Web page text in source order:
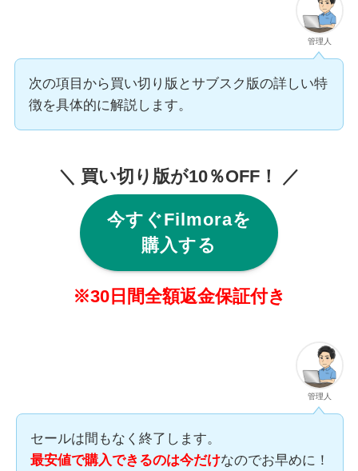
管理人
次の項目から買い切り版とサブスク版の詳しい特
徴を具体的に解説します。
＼ 買い切り版が10％OFF！ ／
今すぐFilmoraを
購入する
※30日間全額返金保証付き
管理人
セールは間もなく終了します。
最安値で購入できるのは今だけなのでお早めに！